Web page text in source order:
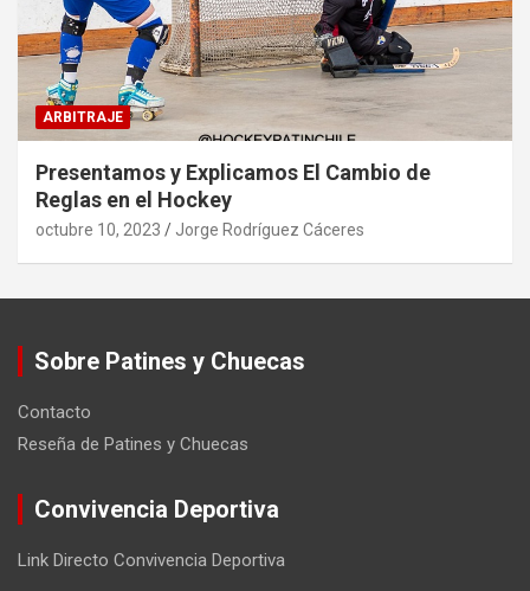
ARBITRAJE
Presentamos y Explicamos El Cambio de
Reglas en el Hockey
octubre 10, 2023 Jorge Rodríguez Cáceres
Sobre Patines y Chuecas
Contacto
Reseña de Patines y Chuecas
Convivencia Deportiva
Link Directo Convivencia Deportiva